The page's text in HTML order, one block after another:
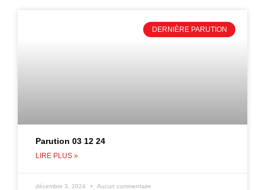
DERNIÈRE PARUTION
Parution 03 12 24
LIRE PLUS »
décembre 3, 2024 Aucun commentaire